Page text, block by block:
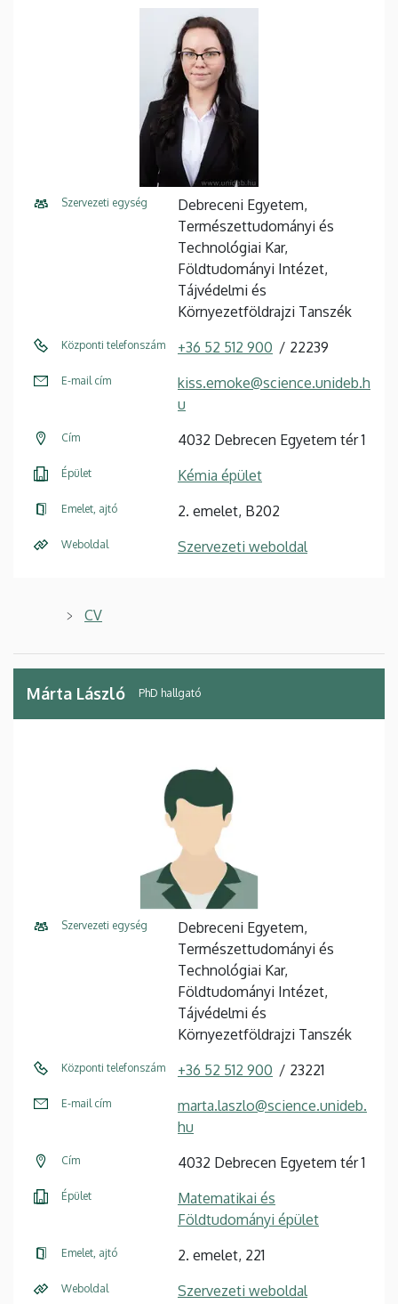
Szervezeti egység
Debreceni Egyetem,
Természettudományi és
Technológiai Kar,
Földtudományi Intézet,
Tájvédelmi és
Környezetföldrajzi Tanszék
Központi telefonszám +36 52 512 900 22239
E-mail cím
kiss.emoke@science.unideb.h
u
Cím 4032 Debrecen Egyetem tér 1
Épület Kémia épület
Emelet, ajtó 2. emelet, B202
Weboldal Szervezeti weboldal
CV
Márta László PhD hallgató
Szervezeti egység
Debreceni Egyetem,
Természettudományi és
Technológiai Kar,
Földtudományi Intézet,
Tájvédelmi és
Környezetföldrajzi Tanszék
Központi telefonszám +36 52 512 900 23221
E-mail cím
marta.laszlo@science.unideb.
hu
Cím 4032 Debrecen Egyetem tér 1
Épület
Matematikai és
Földtudományi épület
Emelet, ajtó 2. emelet, 221
Weboldal
Szervezeti weboldal